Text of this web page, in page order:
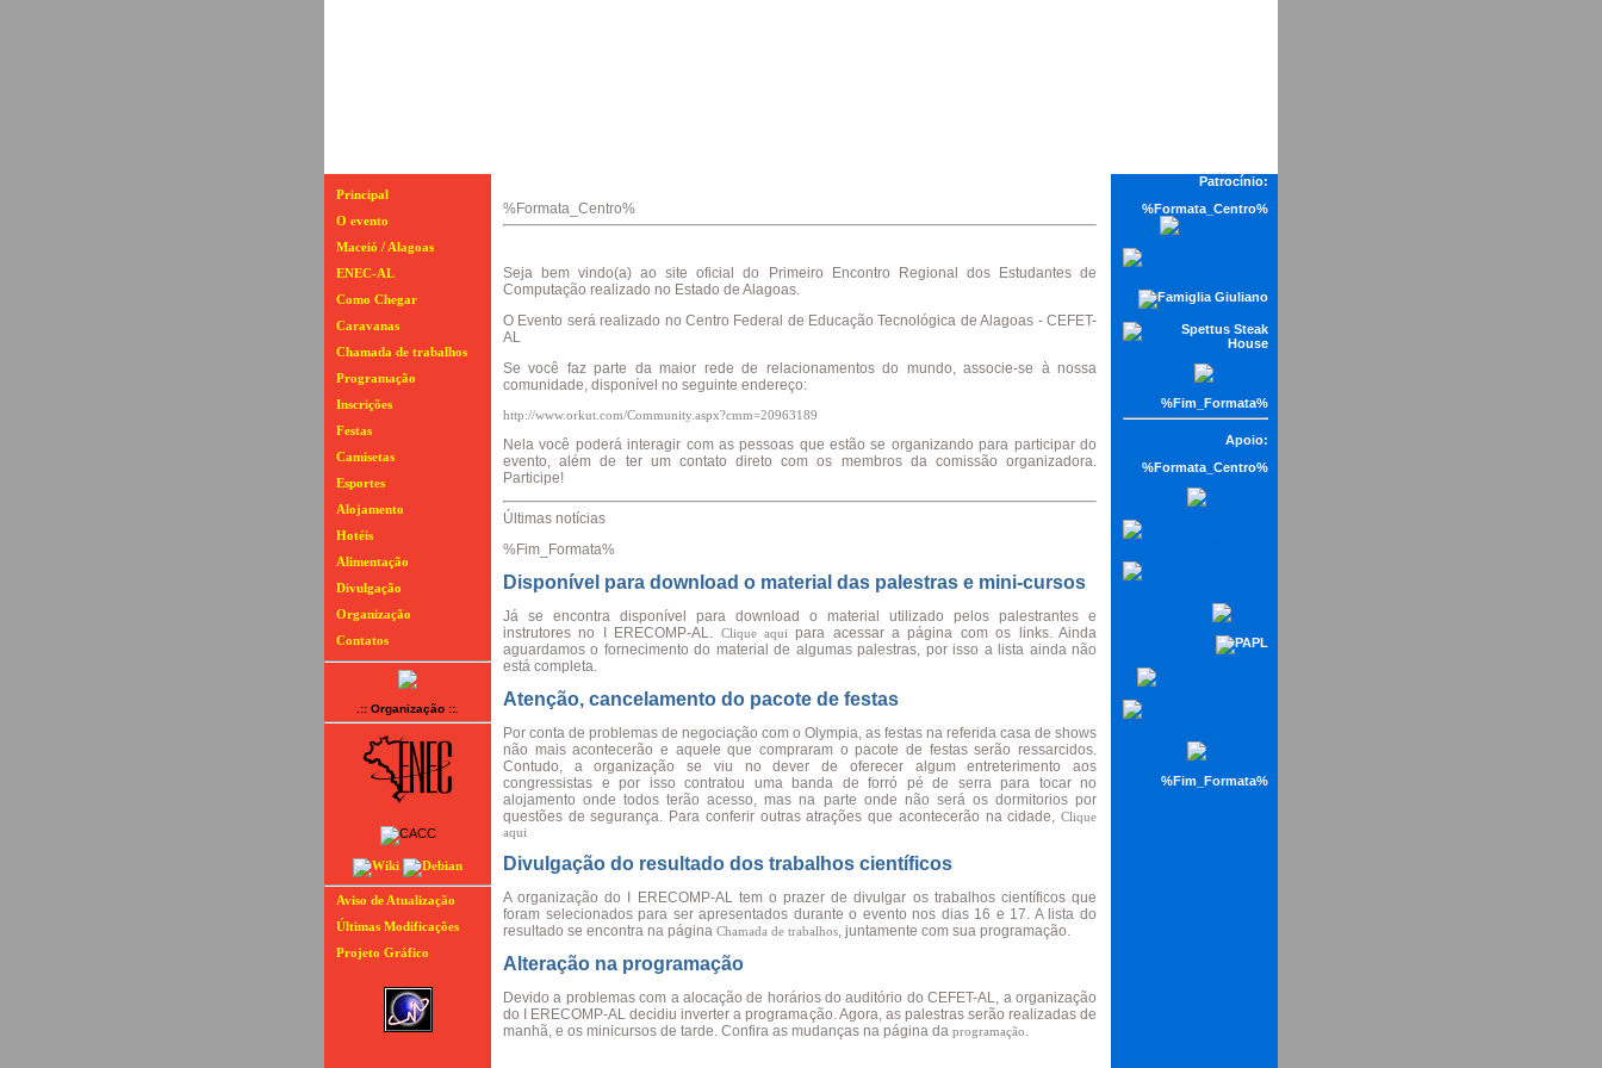
Principal
O evento
Maceió / Alagoas
ENEC-AL
Como Chegar
Caravanas
Chamada de trabalhos
Programação
Inscrições
Festas
Camisetas
Esportes
Alojamento
Hotéis
Alimentação
Divulgação
Organização
Contatos
.:: Organização ::.
Aviso de Atualização
Últimas Modificações
Projeto Gráfico
%Formata_Centro%
Seja bem vindo(a) ao site oficial do Primeiro Encontro Regional dos Estudantes de
Computação realizado no Estado de Alagoas.
O Evento será realizado no Centro Federal de Educação Tecnológica de Alagoas - CEFET-
AL
Se você faz parte da maior rede de relacionamentos do mundo, associe-se à nossa
comunidade, disponível no seguinte endereço:
http://www.orkut.com/Community.aspx?cmm=20963189
Nela você poderá interagir com as pessoas que estão se organizando para participar do
evento, além de ter um contato direto com os membros da comissão organizadora.
Participe!
Últimas notícias
%Fim_Formata%
Disponível para download o material das palestras e mini-cursos
Já se encontra disponível para download o material utilizado pelos palestrantes e
instrutores no I ERECOMP-AL. Clique aquipara acessar a página com os links. Ainda
aguardamos o fornecimento do material de algumas palestras, por isso a lista ainda não
está completa.
Atenção, cancelamento do pacote de festas
Por conta de problemas de negociação com o Olympia, as festas na referida casa de shows
não mais acontecerão e aquele que compraram o pacote de festas serão ressarcidos.
Contudo, a organização se viu no dever de oferecer algum entreterimento aos
congressistas e por isso contratou uma banda de forró pé de serra para tocar no
alojamento onde todos terão acesso, mas na parte onde não será os dormitorios por
questões de segurança. Para conferir outras atrações que acontecerão na cidade, Clique
aqui
Divulgação do resultado dos trabalhos científicos
A organização do I ERECOMP-AL tem o prazer de divulgar os trabalhos científicos que
foram selecionados para ser apresentados durante o evento nos dias 16 e 17. A lista do
resultado se encontra na página Chamada de trabalhos, juntamente com sua programação.
Alteração na programação
Devido a problemas com a alocação de horários do auditório do CEFET-AL, a organização
do I ERECOMP-AL decidiu inverter a programação. Agora, as palestras serão realizadas de
manhã, e os minicursos de tarde. Confira as mudanças na página da programação.
Patrocínio:
%Formata_Centro%
%Fim_Formata%
Apoio:
%Formata_Centro%
%Fim_Formata%